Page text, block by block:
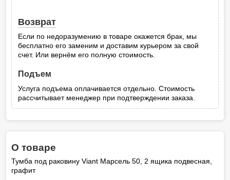
Возврат
Если по недоразумению в товаре окажется брак, мы
бесплатно его заменим и доставим курьером за свой
счет. Или вернём его полную стоимость.
Подъем
Услуга подъема оплачивается отдельно. Стоимость
рассчитывает менеджер при подтверждении заказа.
О товаре
Тумба под раковину Viant Марсель 50, 2 ящика подвесная,
графит